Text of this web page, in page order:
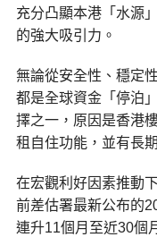
充分凸顯本港「水源
的強大吸引力。
無論從安全性、穩定
都是全球資金「停泊
擇之一，原因是香港
租自住功能，並有長
在宏觀利好因素推動
前差估署最新公布的
連升11個月至近30個